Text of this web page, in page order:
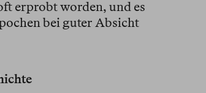
erprobt worden, und es
bei guter Absicht